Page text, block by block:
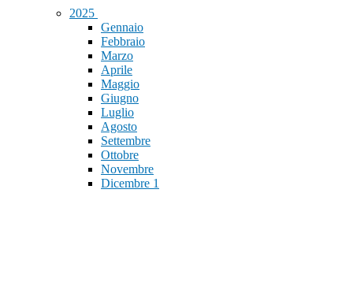
2025
Gennaio
Febbraio
Marzo
Aprile
Maggio
Giugno
Luglio
Agosto
Settembre
Ottobre
Novembre
Dicembre 1